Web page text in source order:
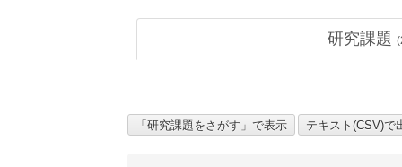
研究課題 (